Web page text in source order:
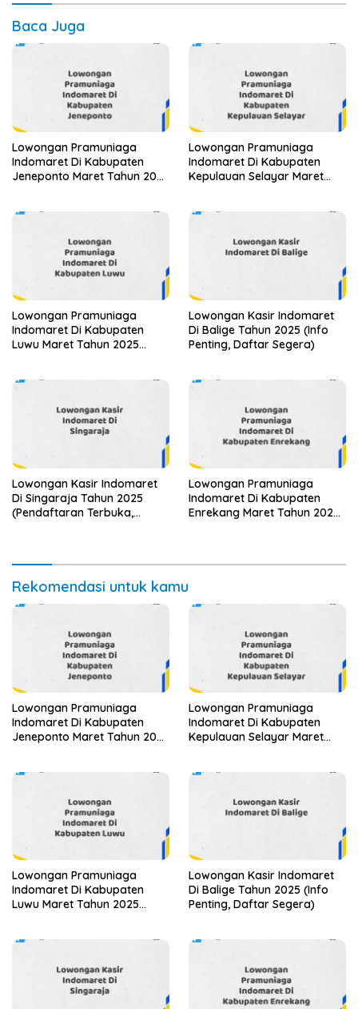
Baca Juga
Lowongan Pramuniaga
Indomaret Di Kabupaten
Jeneponto Maret Tahun 2025
Lowongan Pramuniaga
Indomaret Di Kabupaten
Kepulauan Selayar Maret
Lowongan Pramuniaga
Indomaret Di Kabupaten
Luwu Maret Tahun 2025
Lowongan Kasir Indomaret
Di Balige Tahun 2025 (Info
Penting, Daftar Segera)
Lowongan Kasir Indomaret
Di Singaraja Tahun 2025
(Pendaftaran Terbuka,
Lowongan Pramuniaga
Indomaret Di Kabupaten
Enrekang Maret Tahun 2025
Rekomendasi untuk kamu
Lowongan Pramuniaga
Indomaret Di Kabupaten
Jeneponto Maret Tahun 2025
Lowongan Pramuniaga
Indomaret Di Kabupaten
Kepulauan Selayar Maret
Lowongan Pramuniaga
Indomaret Di Kabupaten
Luwu Maret Tahun 2025
Lowongan Kasir Indomaret
Di Balige Tahun 2025 (Info
Penting, Daftar Segera)